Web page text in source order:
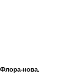
нова.